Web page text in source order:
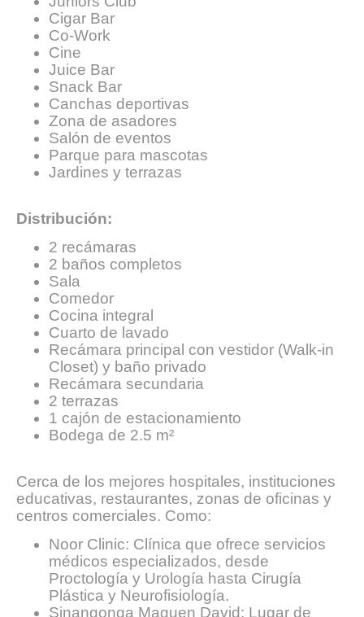
Cigar Bar
Co-Work
Cine
Juice Bar
Snack Bar
Canchas deportivas
Zona de asadores
Salón de eventos
Parque para mascotas
Jardines y terrazas
Distribución:
2 recámaras
2 baños completos
Sala
Comedor
Cocina integral
Cuarto de lavado
Recámara principal con vestidor (Walk-in
Closet) y baño privado
Recámara secundaria
2 terrazas
1 cajón de estacionamiento
Bodega de 2.5 m²
Cerca de los mejores hospitales, instituciones
educativas, restaurantes, zonas de oficinas y
centros comerciales. Como:
Noor Clinic: Clínica que ofrece servicios
médicos especializados, desde
Proctología y Urología hasta Cirugía
Plástica y Neurofisiología.
Sinangonga Maguen David: Lugar de